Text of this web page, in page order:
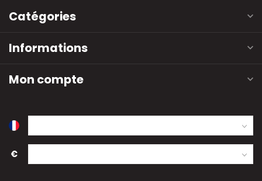
Catégories
Informations
Mon compte
€